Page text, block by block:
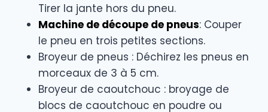
Tirer la jante hors du pneu.
Machine de découpe de pneus: Couper
le pneu en trois petites sections.
Broyeur de pneus : Déchirez les pneus en
morceaux de 3 à 5 cm.
Broyeur de caoutchouc : broyage de
blocs de caoutchouc en poudre ou